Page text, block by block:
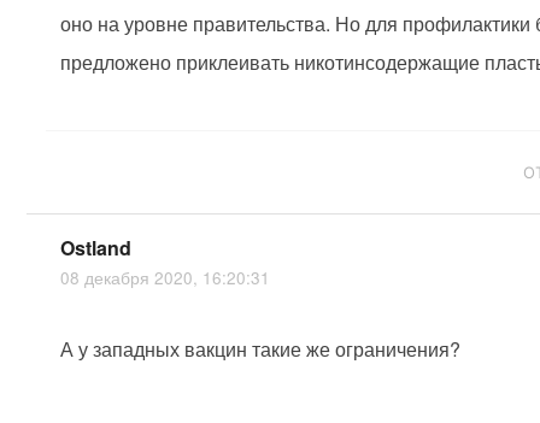
оно на уровне правительства. Но для
предложено приклеивать никотинсодержащие
Ostland
08 декабря 2020, 16:20:31
А у западных вакцин такие же ограничения?